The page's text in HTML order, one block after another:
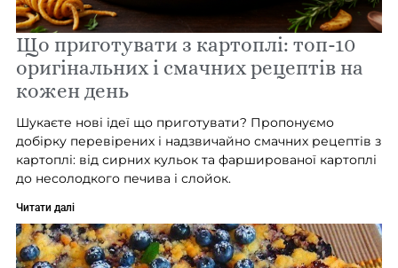
Що приготувати з картоплі: топ-10
оригінальних і смачних рецептів на
кожен день
Шукаєте нові ідеї що приготувати? Пропонуємо
добірку перевірених і надзвичайно смачних рецептів з
картоплі: від сирних кульок та фаршированої картоплі
до несолодкого печива і слойок.
Читати далі